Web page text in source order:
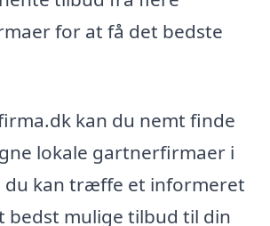
for at få det bedste
kan du nemt finde
lokale gartnerfirmaer i
du kan træffe et informeret
bedst mulige tilbud til din